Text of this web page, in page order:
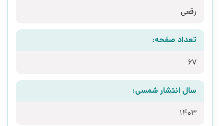
رقعی
تعداد صفحه:
67
سال انتشار شمسی:
1403